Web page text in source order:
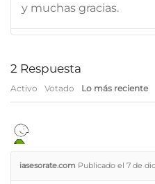
y muchas gracias.
2 Respuesta
Activo Votado Lo más reciente
iasesorate.com Publicado el 7 de